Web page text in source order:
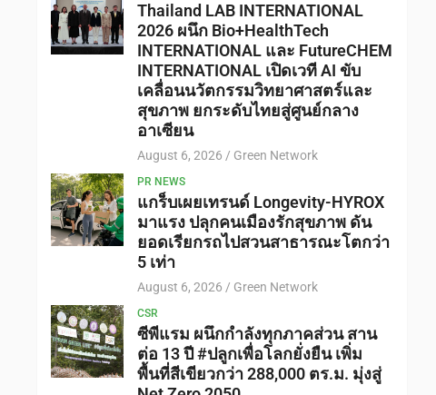
Thailand LAB INTERNATIONAL
2026 ผนึก Bio+HealthTech
INTERNATIONAL และ FutureCHEM
INTERNATIONAL เปิดเวที AI ขับ
เคลื่อนนวัตกรรมวิทยาศาสตร์และ
สุขภาพ ยกระดับไทยสู่ศูนย์กลาง
อาเซียน
August 6, 2026 Green Network
PR NEWS
แกร็บเผยเทรนด์ Longevity-HYROX
มาแรง ปลุกคนเมืองรักสุขภาพ ดัน
ยอดเรียกรถไปสวนสาธารณะโตกว่า
5 เท่า
August 6, 2026 Green Network
CSR
ซีพีแรม ผนึกกำลังทุกภาคส่วน สาน
ต่อ 13 ปี #ปลูกเพื่อโลกยั่งยืน เพิ่ม
พื้นที่สีเขียวกว่า 288,000 ตร.ม. มุ่งสู่